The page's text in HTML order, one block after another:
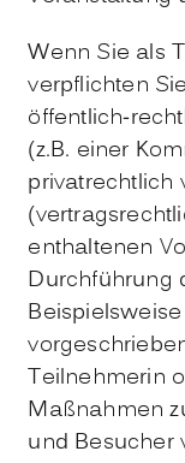
Wenn Sie als
verpflichten
öffentlich-
(z.B. einer
privatrechtlich
enthaltenen
Durchführung
Teilnehmerin
Maßnahmen
und Besucher